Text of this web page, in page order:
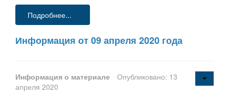
Подробнее...
Информация от 09 апреля 2020 года
Информация о материале
Опубликовано: 13
апреля 2020